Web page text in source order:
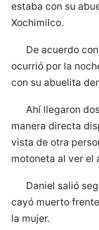
estaba con su
Xochimilco.
De acuerdo
ocurrió por la
con su abuelita
Ahí llegaron
manera directa
vista de otra
motoneta al ver el
Daniel salió
cayó muerto
la mujer.